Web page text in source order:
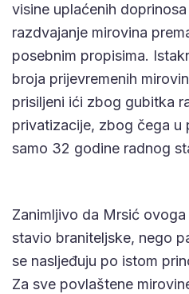
visine uplaćenih
razdvajanje mirovina
posebnim propisima.
broja prijevremenih
prisiljeni ići zbog gubitka
privatizacije, zbog čega u
samo 32 godine radnog
Zanimljivo da Mrsić
stavio braniteljske, nego
se nasljeđuju po istom
Za sve povlaštene